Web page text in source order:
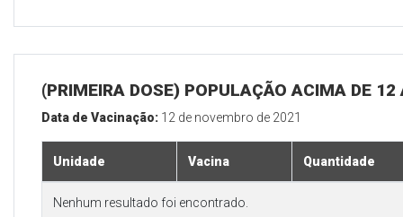
(PRIMEIRA DOSE) POPULAÇÃO ACIMA DE 12
Data de Vacinação: 12 de novembro de 2021
Unidade Vacina Quantidade
Nenhum resultado foi encontrado.